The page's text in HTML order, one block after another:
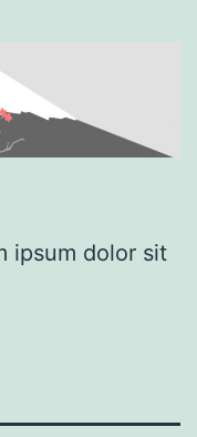
ipsum dolor sit